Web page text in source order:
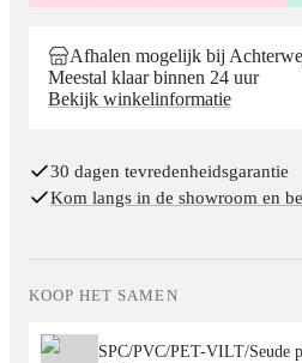
Afhalen mogelijk bij
Meestal klaar binnen 24 uur
Bekijk winkelinformatie
30 dagen tevredenheidsgarantie
Kom langs in de showroom en
KOOP HET SAMEN